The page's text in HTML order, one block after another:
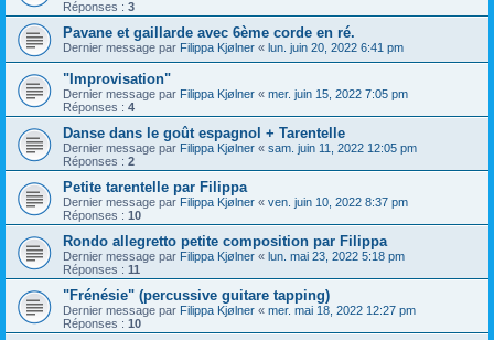
Réponses : 3
Pavane et gaillarde avec 6ème corde en ré.
Dernier message par Filippa Kjølner « lun. juin 20, 2022 6:41 pm
"Improvisation"
Dernier message par Filippa Kjølner « mer. juin 15, 2022 7:05 pm
Réponses : 4
Danse dans le goût espagnol + Tarentelle
Dernier message par Filippa Kjølner « sam. juin 11, 2022 12:05 pm
Réponses : 2
Petite tarentelle par Filippa
Dernier message par Filippa Kjølner « ven. juin 10, 2022 8:37 pm
Réponses : 10
Rondo allegretto petite composition par Filippa
Dernier message par Filippa Kjølner « lun. mai 23, 2022 5:18 pm
Réponses : 11
"Frénésie" (percussive guitare tapping)
Dernier message par Filippa Kjølner « mer. mai 18, 2022 12:27 pm
Réponses : 10